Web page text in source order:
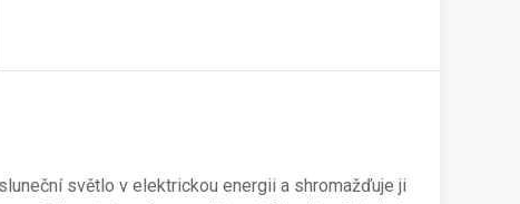
světlo v elektrickou energii a shromažďuje ji